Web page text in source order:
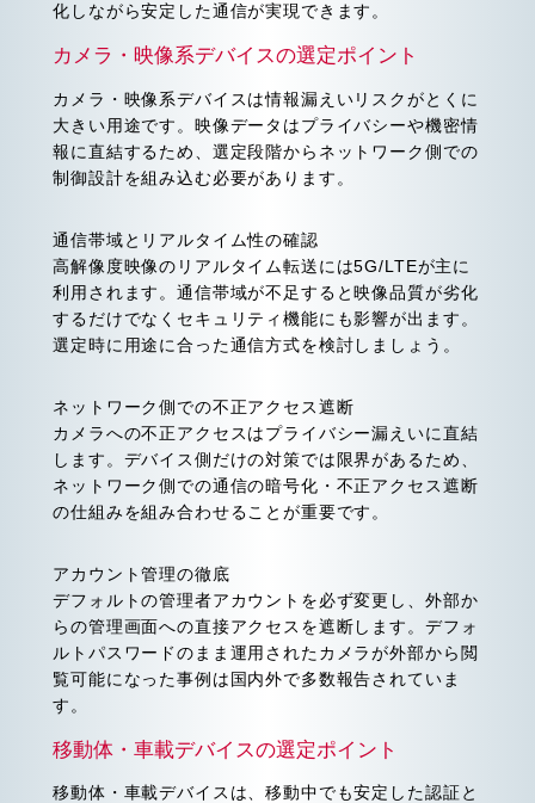
化しながら安定した通信が実現できます。
カメラ・映像系デバイスの選定ポイント
カメラ・映像系デバイスは情報漏えいリスクがとくに
大きい用途です。映像データはプライバシーや機密情
報に直結するため、選定段階からネットワーク側での
制御設計を組み込む必要があります。
通信帯域とリアルタイム性の確認
高解像度映像のリアルタイム転送には5G/LTEが主に
利用されます。通信帯域が不足すると映像品質が劣化
するだけでなくセキュリティ機能にも影響が出ます。
選定時に用途に合った通信方式を検討しましょう。
ネットワーク側での不正アクセス遮断
カメラへの不正アクセスはプライバシー漏えいに直結
します。デバイス側だけの対策では限界があるため、
ネットワーク側での通信の暗号化・不正アクセス遮断
の仕組みを組み合わせることが重要です。
アカウント管理の徹底
デフォルトの管理者アカウントを必ず変更し、外部か
らの管理画面への直接アクセスを遮断します。デフォ
ルトパスワードのまま運用されたカメラが外部から閲
覧可能になった事例は国内外で多数報告されていま
す。
移動体・車載デバイスの選定ポイント
移動体・車載デバイスは、移動中でも安定した認証と